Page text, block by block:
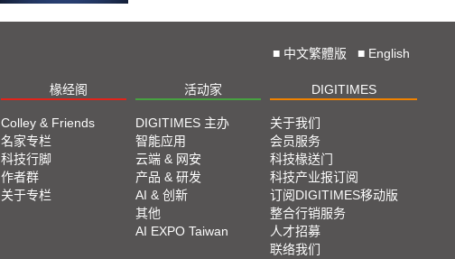
■ 中文繁體版 ■ English
椽经阁 活动家 DIGITIMES
Colley & Friends
名家专栏
科技行脚
作者群
关于专栏
DIGITIMES 主办
智能应用
云端 & 网安
产品 & 研发
AI & 创新
其他
AI EXPO Taiwan
关于我们
会员服务
科技椽送门
科技产业报订阅
订阅DIGITIMES移动版
整合行销服务
人才招募
联络我们